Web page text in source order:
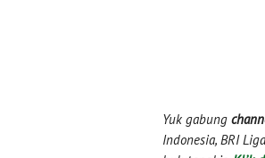
Yuk gabung
Indonesia, BRI